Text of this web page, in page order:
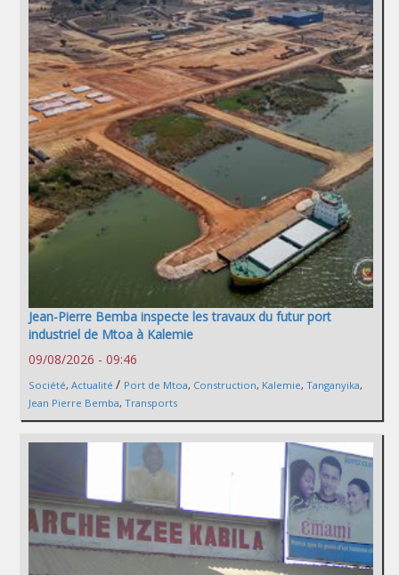
Jean-Pierre Bemba inspecte les travaux du futur port
industriel de Mtoa à Kalemie
09/08/2026 - 09:46
Société, Actualité / Port de Mtoa, Construction, Kalemie, Tanganyika,
Jean Pierre Bemba, Transports